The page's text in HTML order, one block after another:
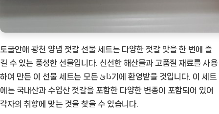
ㅣ
추
천
상
토굴안애 광천 양념 젓갈 선물 세트는 다양한 젓갈 맛을 한 번에 즐
길 수 있는 풍성한 선물입니다. 신선한 해산물과 고품질 재료를 사용
하여 만든 이 선물 세트는 모든 ذائ기에 환영받을 것입니다. 이 세트
에는 국내산과 수입산 젓갈을 포함한 다양한 변종이 포함되어 있어
각자의 취향에 맞는 것을 찾을 수 있습니다.